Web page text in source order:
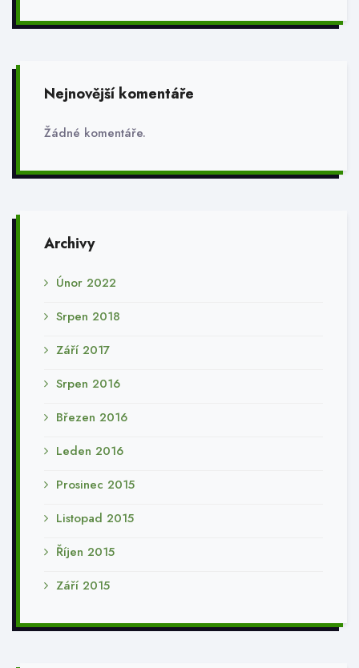
Nejnovější komentáře
Žádné komentáře.
Archivy
Únor 2022
Srpen 2018
Září 2017
Srpen 2016
Březen 2016
Leden 2016
Prosinec 2015
Listopad 2015
Říjen 2015
Září 2015